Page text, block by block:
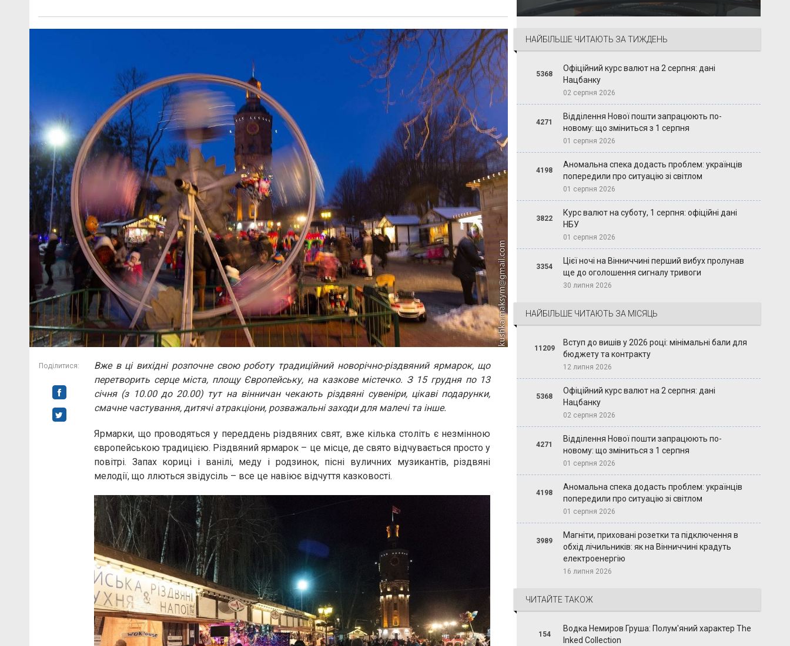
Поділитися:
Вже в ці вихідні розпочне свою роботу традиційний новорічно-різдвяний ярмарок, що
перетворить серце міста, площу Європейську, на казкове містечко. З 15 грудня по 13
січня (з 10.00 до 20.00) тут на вінничан чекають різдвяні сувеніри, цікаві подарунки,
смачне частування, дитячі атракціони, розважальні заходи для малечі та інше.
Ярмарки, що проводяться у переддень різдвяних свят, вже кілька століть є незмінною
європейською традицією. Різдвяний ярмарок – це місце, де свято відчувається просто у
повітрі. Запах кориці і ванілі, меду і родзинок, пісні вуличних музикантів, різдвяні
мелодії, що ллються звідусіль – все це навіює відчуття казковості.
НАЙБІЛЬШЕ ЧИТАЮТЬ ЗА ТИЖДЕНЬ
5368
Офіційний курс валют на 2 серпня: дані
Нацбанку
02 серпня 2026
4271
Відділення Нової пошти запрацюють по-
новому: що зміниться з 1 серпня
01 серпня 2026
4198
Аномальна спека додасть проблем: українців
попередили про ситуацію зі світлом
01 серпня 2026
3822
Курс валют на суботу, 1 серпня: офіційні дані
НБУ
01 серпня 2026
3354
Цієї ночі на Вінниччині перший вибух пролунав
ще до оголошення сигналу тривоги
30 липня 2026
НАЙБІЛЬШЕ ЧИТАЮТЬ ЗА МІСЯЦЬ
11209
Вступ до вишів у 2026 році: мінімальні бали для
бюджету та контракту
12 липня 2026
5368
Офіційний курс валют на 2 серпня: дані
Нацбанку
02 серпня 2026
4271
Відділення Нової пошти запрацюють по-
новому: що зміниться з 1 серпня
01 серпня 2026
4198
Аномальна спека додасть проблем: українців
попередили про ситуацію зі світлом
01 серпня 2026
3989
Магніти, приховані розетки та підключення в
обхід лічильників: як на Вінниччині крадуть
електроенергію
16 липня 2026
ЧИТАЙТЕ ТАКОЖ
154
Водка Немиров Груша: Полум'яний характер The
Inked Collection